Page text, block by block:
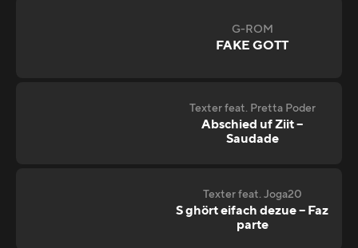
G-ROM
FAKE GOTT
Texter feat. Pretta Poder
Abschied uf Ziit –
Saudade
Texter feat. Joga20
S ghört eifach dezue – Faz
parte